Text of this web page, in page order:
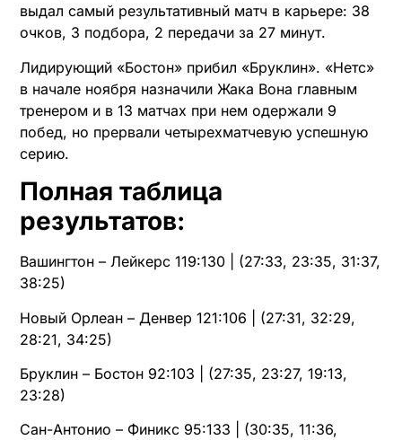
выдал самый результативный матч в карьере: 38
очков, 3 подбора, 2 передачи за 27 минут.
Лидирующий «Бостон» прибил «Бруклин». «Нетс»
в начале ноября назначили Жака Вона главным
тренером и в 13 матчах при нем одержали 9
побед, но прервали четырехматчевую успешную
серию.
Полная таблица
результатов:
Вашингтон – Лейкерс 119:130 | (27:33, 23:35, 31:37,
38:25)
Новый Орлеан – Денвер 121:106 | (27:31, 32:29,
28:21, 34:25)
Бруклин – Бостон 92:103 | (27:35, 23:27, 19:13,
23:28)
Сан-Антонио – Финикс 95:133 | (30:35, 11:36,